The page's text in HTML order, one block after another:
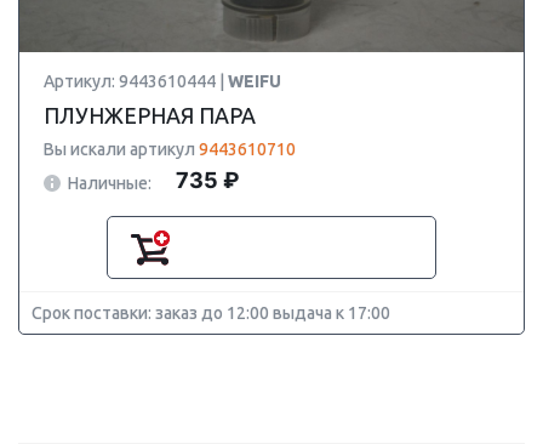
Артикул: 9443610444 | WEIFU
ПЛУНЖЕРНАЯ ПАРА
Вы искали артикул 9443610710
Наличные:
735 ₽
Срок поставки: заказ до 12:00 выдача к 17:00